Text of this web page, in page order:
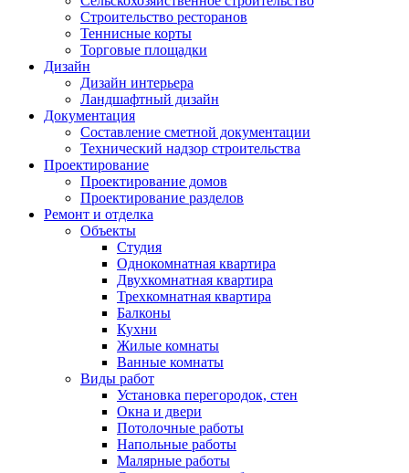
Строительство ресторанов
Теннисные корты
Торговые площадки
Дизайн
Дизайн интерьера
Ландшафтный дизайн
Документация
Составление сметной документации
Технический надзор строительства
Проектирование
Проектирование домов
Проектирование разделов
Ремонт и отделка
Объекты
Студия
Однокомнатная квартира
Двухкомнатная квартира
Трехкомнатная квартира
Балконы
Кухни
Жилые комнаты
Ванные комнаты
Виды работ
Установка перегородок, стен
Окна и двери
Потолочные работы
Напольные работы
Малярные работы